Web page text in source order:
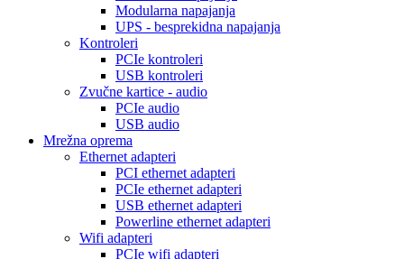
Modularna napajanja
UPS - besprekidna napajanja
Kontroleri
PCIe kontroleri
USB kontroleri
Zvučne kartice - audio
PCIe audio
USB audio
Mrežna oprema
Ethernet adapteri
PCI ethernet adapteri
PCIe ethernet adapteri
USB ethernet adapteri
Powerline ethernet adapteri
Wifi adapteri
PCIe wifi adapteri